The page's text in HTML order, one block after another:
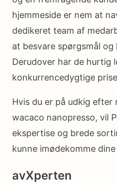
hjemmeside er nem at
dedikeret team af
at besvare spørgsmål
Derudover har de hurtig
konkurrencedygtige
Hvis du er på udkig efter
wacaco nanopresso, vil
ekspertise og brede
kunne imødekomme
avXperten